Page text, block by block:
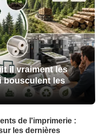
il vraiment les
bousculent les
de l'imprimerie :
les dernières